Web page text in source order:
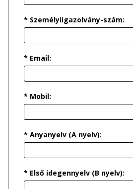
* Személyiigazolvány-szám:
* Email:
* Mobil:
* Anyanyelv (A nyelv):
* Első idegennyelv (B nyelv):